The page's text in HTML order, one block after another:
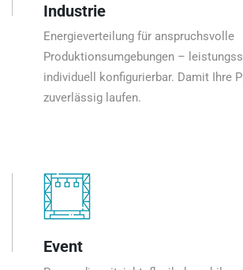
Industrie
Energieverteilung für anspruchsvolle
Produktionsumgebungen –
individuell konfigurierbar. Damit Ihre
zuverlässig laufen.
Event